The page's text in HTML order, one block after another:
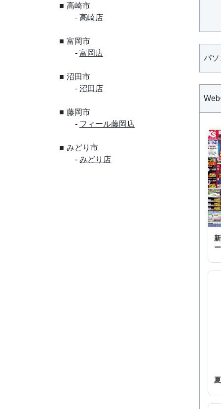
高崎市
高崎店
富岡市
富岡店
沼田市
沼田店
藤岡市
フィール藤岡店
みどり市
みどり店
パ